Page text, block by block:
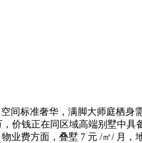
间标准奢华，满脚大师庭栖身需
价钱正在同区域高端别墅中
费方面，叠墅 7 元 /㎡/ 月，